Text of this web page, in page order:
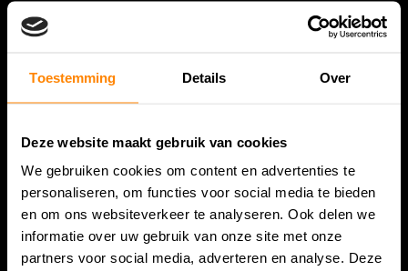
Toestemming Details Over
Deze website maakt gebruik van cookies
We gebruiken cookies om content en advertenties te
personaliseren, om functies voor social media te bieden
en om ons websiteverkeer te analyseren. Ook delen we
informatie over uw gebruik van onze site met onze
partners voor social media, adverteren en analyse. Deze
Bespanracket.nl is dé racketspecialist van Lelystad en
omstreken.
Snijdersstraat 6
8224 AA Lelystad